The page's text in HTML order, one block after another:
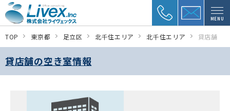
MENU
TOP 東京都 足立区 北千住エリア 北千住エリア 貸店舗
貸店舗の空き室情報